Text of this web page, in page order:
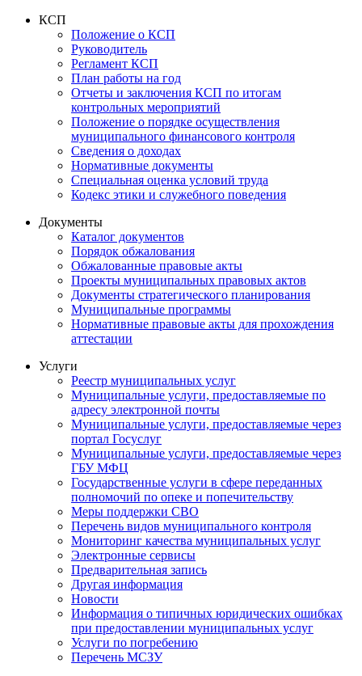
КСП
Положение о КСП
Руководитель
Регламент КСП
План работы на год
Отчеты и заключения КСП по итогам
контрольных мероприятий
Положение о порядке осуществления
муниципального финансового контроля
Сведения о доходах
Нормативные документы
Специальная оценка условий труда
Кодекс этики и служебного поведения
Документы
Каталог документов
Порядок обжалования
Обжалованные правовые акты
Проекты муниципальных правовых актов
Документы стратегического планирования
Муниципальные программы
Нормативные правовые акты для прохождения
аттестации
Услуги
Реестр муниципальных услуг
Муниципальные услуги, предоставляемые по
адресу электронной почты
Муниципальные услуги, предоставляемые через
портал Госуслуг
Муниципальные услуги, предоставляемые через
ГБУ МФЦ
Государственные услуги в сфере переданных
полномочий по опеке и попечительству
Меры поддержки СВО
Перечень видов муниципального контроля
Мониторинг качества муниципальных услуг
Электронные сервисы
Предварительная запись
Другая информация
Новости
Информация о типичных юридических ошибках
при предоставлении муниципальных услуг
Услуги по погребению
Перечень МСЗУ